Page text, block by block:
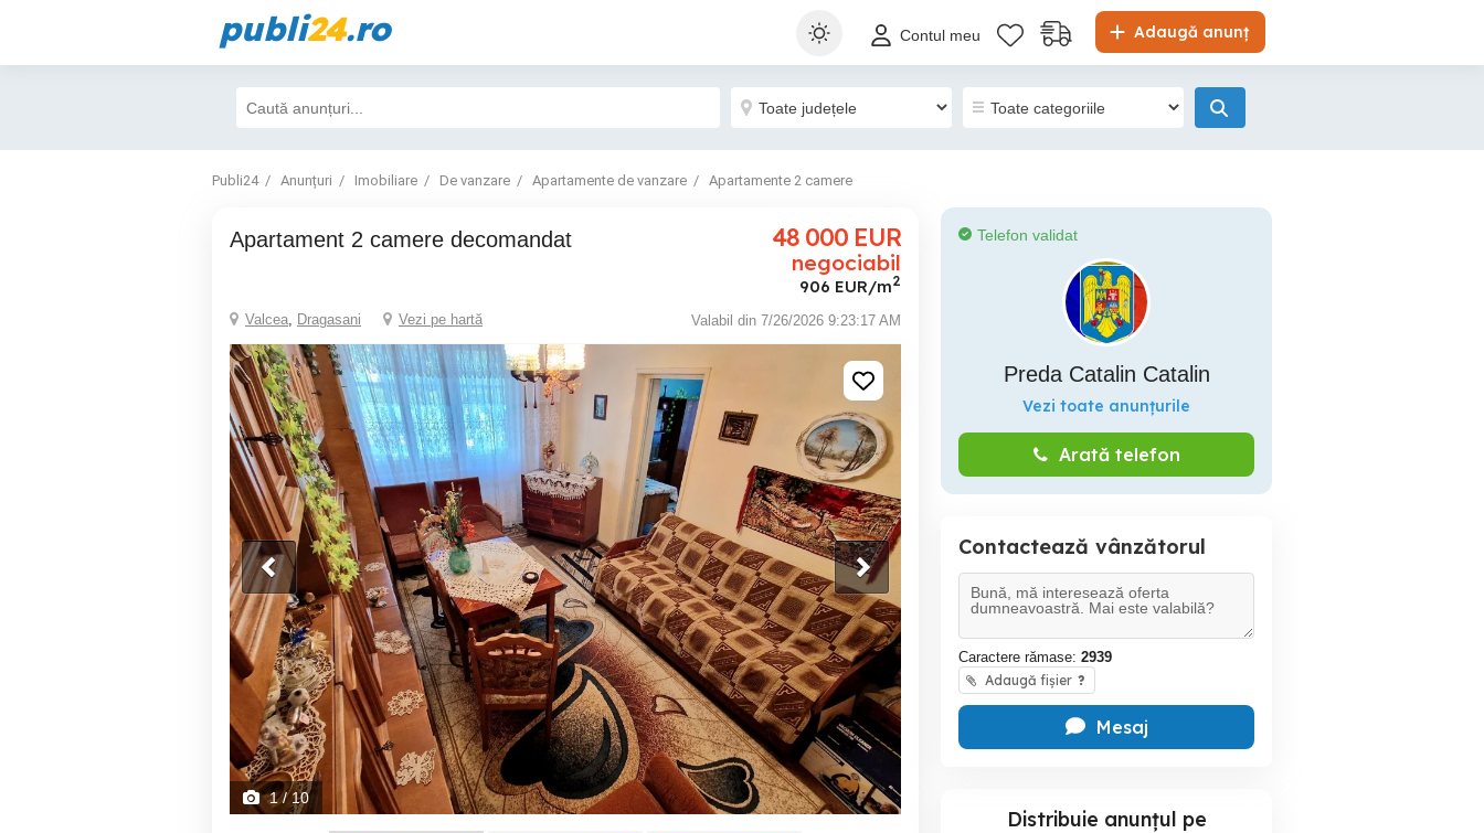
publi24.ro Adaugă anunț
Contul meu
Publi24 Anunțuri Imobiliare De vanzare Apartamente de vanzare Apartamente 2 camere
Apartament 2 camere decomandat 48 000 EUR
negociabil
906 EUR/m2
Valcea Dragasani Vezi pe hartă Valabil din 7/26/2026 9:23:17 AM
1/ 10
Telefon validat
Preda Catalin Catalin
Vezi toate anunțurile
Arată telefon
Contactează vânzătorul
Caractere rămase: 2939
Adaugă fișier ?
Mesaj
Distribuie anunțul pe